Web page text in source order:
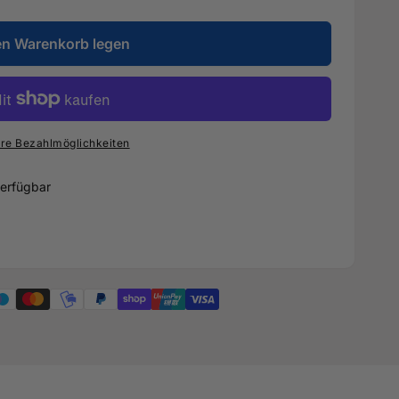
Warenkorb legen
Bezahlmöglichkeiten